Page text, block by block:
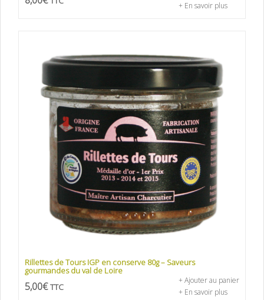
+ En savoir plus
Rillettes de Tours IGP en conserve 80g – Saveurs
gourmandes du val de Loire
5,00€ TTC
+ Ajouter au panier
+ En savoir plus